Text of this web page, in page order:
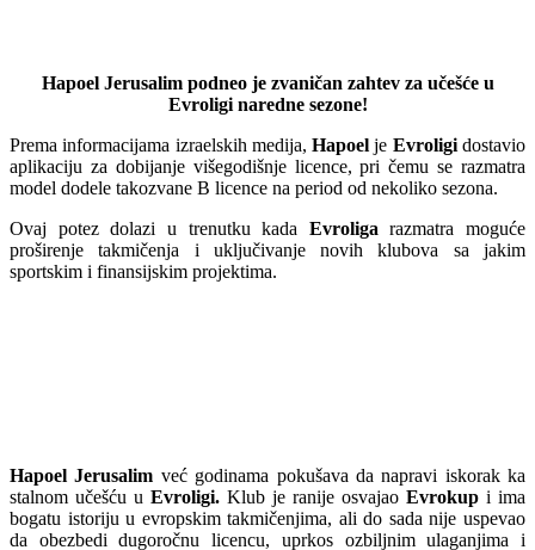
Hapoel Jerusalim podneo je zvaničan zahtev za učešće u
Evroligi naredne sezone!
Prema informacijama izraelskih medija,Hapoel je Evroligidostavio
aplikaciju za dobijanje višegodišnje licence, pri čemu se razmatra
model dodele takozvane B licence na period od nekoliko sezona.
Ovaj potez dolazi u trenutku kada Evroliga razmatra moguće
proširenje takmičenja i uključivanje novih klubova sa jakim
sportskim i finansijskim projektima.
Hapoel Jerusalim već godinama pokušava da napravi iskorak ka
stalnom učešću u Evroligi. Klub je ranije osvajao Evrokup i ima
bogatu istoriju u evropskim takmičenjima, ali do sada nije uspevao
da obezbedi dugoročnu licencu, uprkos ozbiljnim ulaganjima i